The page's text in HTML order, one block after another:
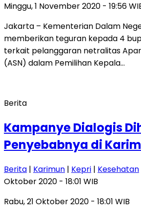
Minggu, 1 November 2020 - 19:56
Jakarta – Kementerian Dalam
memberikan teguran kepada 4
terkait pelanggaran netralitas
(ASN) dalam Pemilihan Kepala…
Berita
Kampanye Dialogis
Penyebabnya di
Berita | Karimun | Kepri | Kesehatan
Oktober 2020 - 18:01 WIB
Rabu, 21 Oktober 2020 - 18:01 WIB